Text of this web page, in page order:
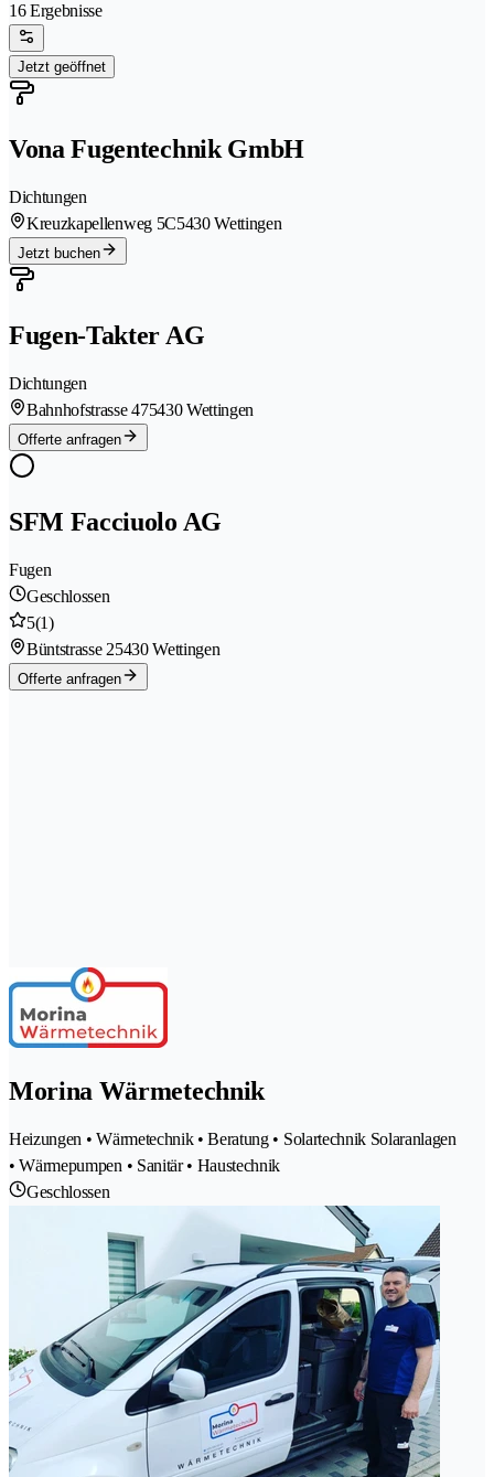
16 Ergebnisse
Jetzt geöffnet
Vona Fugentechnik GmbH
Dichtungen
Kreuzkapellenweg 5C5430 Wettingen
Jetzt buchen
Fugen-Takter AG
Dichtungen
Bahnhofstrasse 475430 Wettingen
Offerte anfragen
SFM Facciuolo AG
Fugen
Geschlossen
5(1)
Büntstrasse 25430 Wettingen
Offerte anfragen
Morina Wärmetechnik
Heizungen • Wärmetechnik • Beratung • Solartechnik Solaranlagen
• Wärmepumpen • Sanitär • Haustechnik
Geschlossen